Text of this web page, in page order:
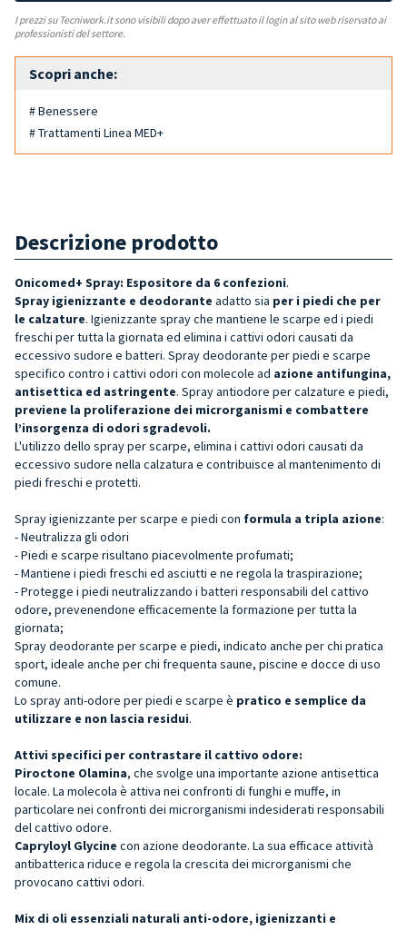
I prezzi su Tecniwork.it sono visibili dopo aver effettuato il login al sito web riservato ai
professionisti del settore.
Scopri anche:
# Benessere
# Trattamenti Linea MED+
Descrizione prodotto
Onicomed+ Spray: Espositore da 6 confezioni.
Spray igienizzante e deodorante adatto sia per i piedi che per
le calzature. Igienizzante spray che mantiene le scarpe ed i piedi
freschi per tutta la giornata ed elimina i cattivi odori causati da
eccessivo sudore e batteri. Spray deodorante per piedi e scarpe
specifico contro i cattivi odori con molecole ad azione antifungina,
antisettica ed astringente. Spray antiodore per calzature e piedi,
previene la proliferazione dei microrganismi e combattere
l’insorgenza di odori sgradevoli.
L'utilizzo dello spray per scarpe, elimina i cattivi odori causati da
eccessivo sudore nella calzatura e contribuisce al mantenimento di
piedi freschi e protetti.
Spray igienizzante per scarpe e piedi con formula a tripla azione:
- Neutralizza gli odori
- Piedi e scarpe risultano piacevolmente profumati;
- Mantiene i piedi freschi ed asciutti e ne regola la traspirazione;
- Protegge i piedi neutralizzando i batteri responsabili del cattivo
odore, prevenendone efficacemente la formazione per tutta la
giornata;
Spray deodorante per scarpe e piedi, indicato anche per chi pratica
sport, ideale anche per chi frequenta saune, piscine e docce di uso
comune.
Lo spray anti-odore per piedi e scarpe è pratico e semplice da
utilizzare e non lascia residui.
Attivi specifici per contrastare il cattivo odore:
Piroctone Olamina, che svolge una importante azione antisettica
locale. La molecola è attiva nei confronti di funghi e muffe, in
particolare nei confronti dei microrganismi indesiderati responsabili
del cattivo odore.
Capryloyl Glycine con azione deodorante. La sua efficace attività
antibatterica riduce e regola la crescita dei microrganismi che
provocano cattivi odori.
Mix di oli essenziali naturali anti-odore, igienizzanti e